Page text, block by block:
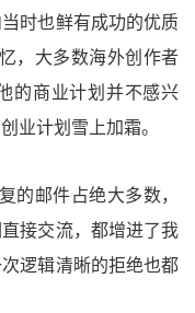
时也鲜有成功的优质
，大多数海外创作者
的商业计划并不感兴
业计划雪上加霜。
的邮件占绝大多数，
接交流，都增进了我
逻辑清晰的拒绝也都